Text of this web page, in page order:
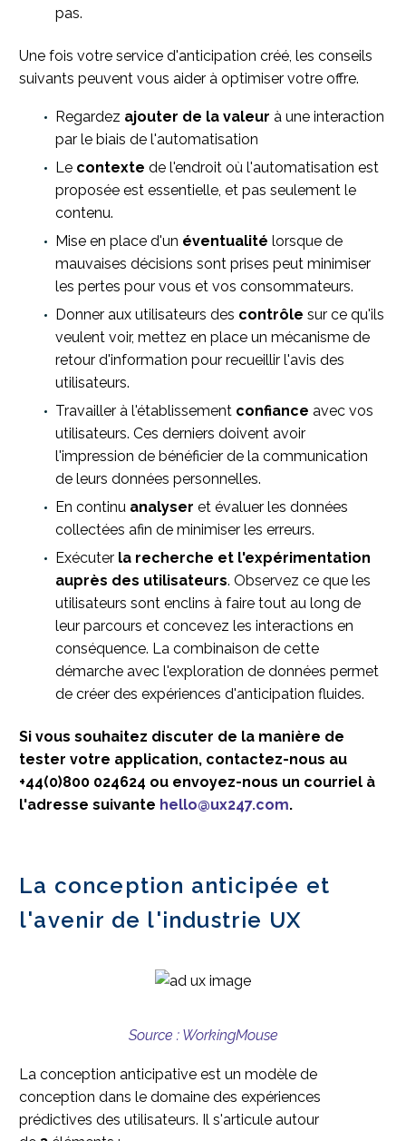
pas.
Une fois votre service d'anticipation créé, les conseils
suivants peuvent vous aider à optimiser votre offre.
Regardez ajouter de la valeur à une interaction
par le biais de l'automatisation
Le contexte de l'endroit où l'automatisation est
proposée est essentielle, et pas seulement le
contenu.
Mise en place d'un éventualité lorsque de
mauvaises décisions sont prises peut minimiser
les pertes pour vous et vos consommateurs.
Donner aux utilisateurs des contrôle sur ce qu'ils
veulent voir, mettez en place un mécanisme de
retour d'information pour recueillir l'avis des
utilisateurs.
Travailler à l'établissement confiance avec vos
utilisateurs. Ces derniers doivent avoir
l'impression de bénéficier de la communication
de leurs données personnelles.
En continu analyser et évaluer les données
collectées afin de minimiser les erreurs.
Exécuter la recherche et l'expérimentation
auprès des utilisateurs. Observez ce que les
utilisateurs sont enclins à faire tout au long de
leur parcours et concevez les interactions en
conséquence. La combinaison de cette
démarche avec l'exploration de données permet
de créer des expériences d'anticipation fluides.
Si vous souhaitez discuter de la manière de
tester votre application, contactez-nous au
+44(0)800 024624 ou envoyez-nous un courriel à
l'adresse suivante hello@ux247.com.
La conception anticipée et
l'avenir de l'industrie UX
Source : WorkingMouse
La conception anticipative est un modèle de
conception dans le domaine des expériences
prédictives des utilisateurs. Il s'articule autour